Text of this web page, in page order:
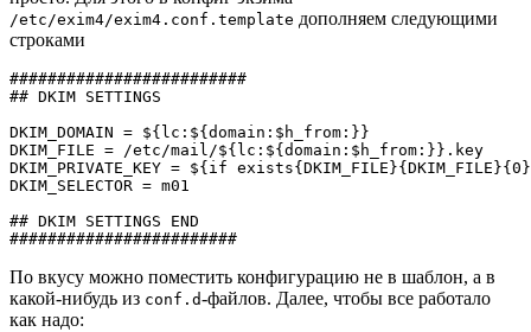
/etc/exim4/exim4.conf.template дополняем следующими
строками
#########################
## DKIM SETTINGS
DKIM_DOMAIN = ${lc:${domain:$h_from:}}
DKIM_FILE = /etc/mail/${lc:${domain:$h_from:}}.key
DKIM_PRIVATE_KEY = ${if
DKIM_SELECTOR = m01
## DKIM SETTINGS END
По вкусу можно поместить конфигурацию не в шаблон, а в
какой-нибудь из conf.d-файлов. Далее, чтобы все работало
как надо: